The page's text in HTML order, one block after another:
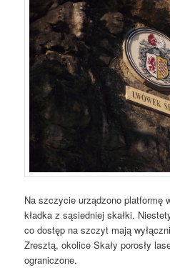
Na szczycie urządzono platformę
kładka z sąsiedniej skałki.
co dostęp na szczyt mają
Zresztą, okolice Skały porosły
ograniczone.